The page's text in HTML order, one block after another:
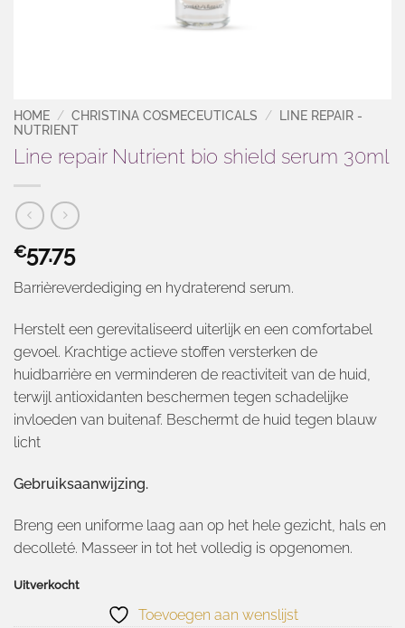
HOME / CHRISTINA COSMECEUTICALS /
LINE REPAIR -
NUTRIENT
Line repair Nutrient bio shield serum 30ml
€57.75
Barrièreverdediging en hydraterend serum.
Herstelt een gerevitaliseerd uiterlijk en een comfortabel
gevoel. Krachtige actieve stoffen versterken de
huidbarrière en verminderen de reactiviteit van de huid,
terwijl antioxidanten beschermen tegen schadelijke
invloeden van buitenaf. Beschermt de huid tegen blauw
licht
Gebruiksaanwijzing.
Breng een uniforme laag aan op het hele gezicht, hals en
decolleté. Masseer in tot het volledig is opgenomen.
Uitverkocht
Toevoegen aan wenslijst